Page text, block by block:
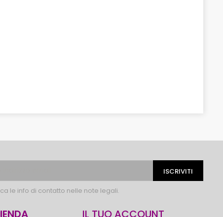
le info di contatto nelle note legali.
IL TUO ACCOUNT